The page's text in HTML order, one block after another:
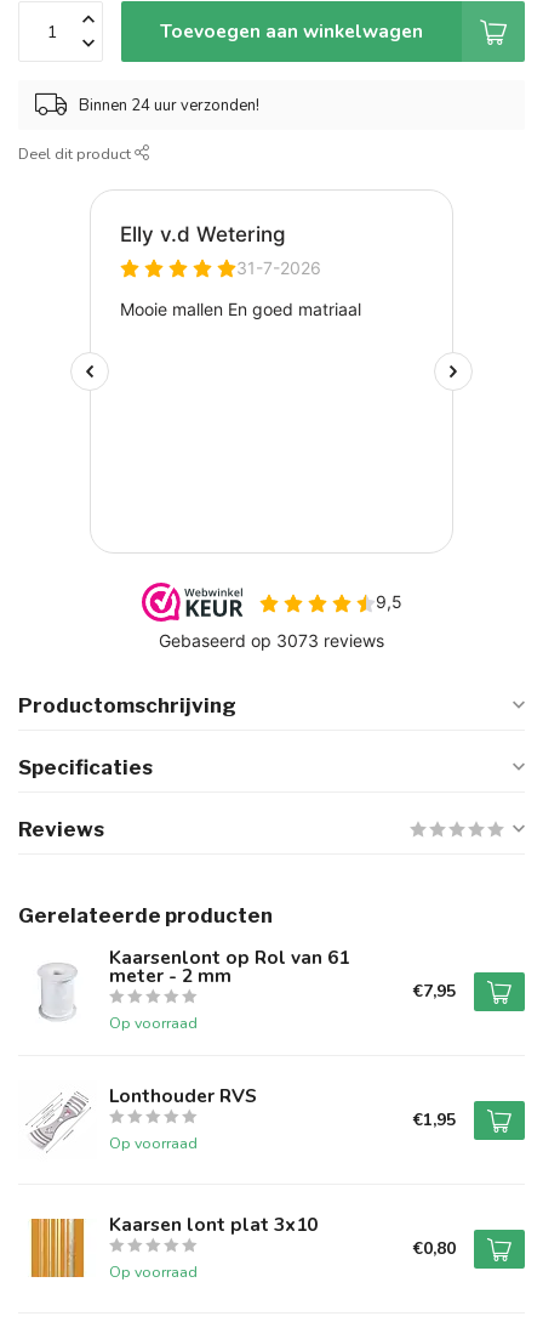
Toevoegen aan winkelwagen
Binnen 24 uur verzonden!
Deel dit product
Productomschrijving
Specificaties
Reviews
Gerelateerde producten
Kaarsenlont op Rol van 61
meter - 2 mm
Op voorraad
€7,95
Lonthouder RVS
Op voorraad
€1,95
Kaarsen lont plat 3x10
Op voorraad
€0,80